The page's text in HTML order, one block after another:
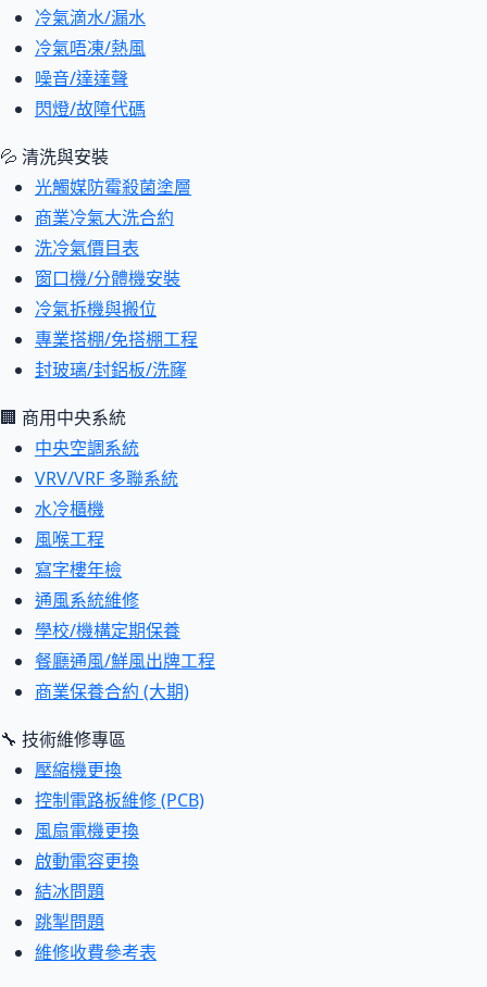
冷氣滴水/漏水
冷氣唔凍/熱風
噪音/達達聲
閃燈/故障代碼
💦 清洗與安裝
光觸媒防霉殺菌塗層
商業冷氣大洗合約
洗冷氣價目表
窗口機/分體機安裝
冷氣拆機與搬位
專業搭棚/免搭棚工程
封玻璃/封鋁板/洗窿
🏢 商用中央系統
中央空調系統
VRV/VRF 多聯系統
水冷櫃機
風喉工程
寫字樓年檢
通風系統維修
學校/機構定期保養
餐廳通風/鮮風出牌工程
商業保養合約 (大期)
🔧 技術維修專區
壓縮機更換
控制電路板維修 (PCB)
風扇電機更換
啟動電容更換
結冰問題
跳掣問題
維修收費參考表